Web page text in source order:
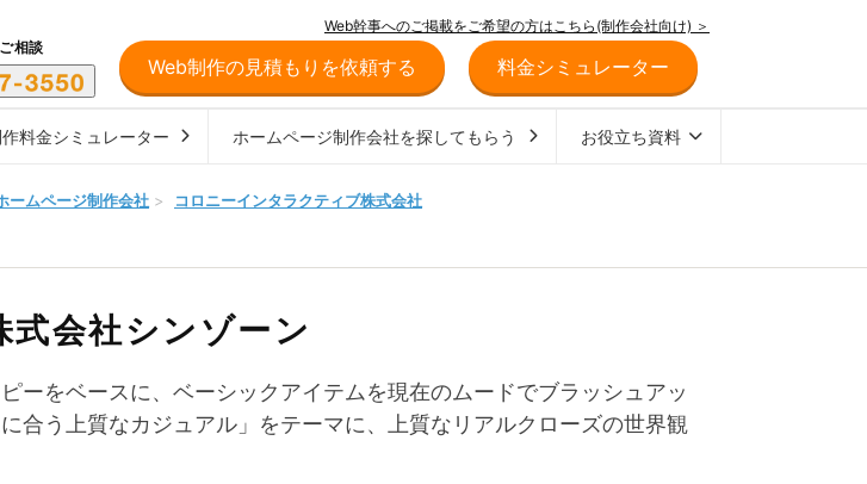
Web幹事へのご掲載をご希望の方はこちら(制作会社向け) ＞
相談
Web制作の見積もりを依頼する 料金シミュレーター
料金シミュレーター ホームページ制作会社を探してもらう お役立ち資料
ームページ制作会社 >
コロニーインタラクティブ株式会社
会社シンゾーン
ーをベースに、ベーシックアイテムを現在のムードでブラッシュアッ
合う上質なカジュアル」をテーマに、上質なリアルクローズの世界観